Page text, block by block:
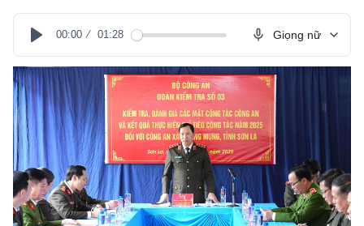
Play
00:00 01:28 Giọng nữ